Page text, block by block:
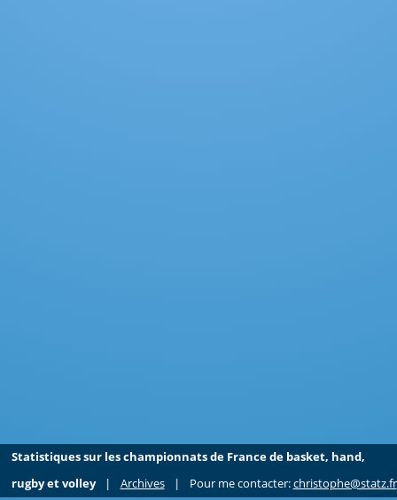
Statistiques sur les championnats de France de basket, hand,
rugby et volley
| Archives | Pour me contacter:christophe@statz.fr